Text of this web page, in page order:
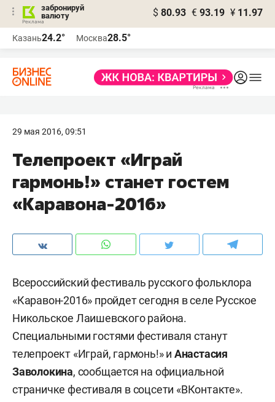
забронируй
валюту
$ 80.93 € 93.19 ¥ 11.97
Казань24.2° Москва28.5°
29 мая 2016, 09:51
​Телепроект «Играй
гармонь!» станет гостем
«Каравона-2016»
Всероссийский фестиваль русского фольклора
«Каравон-2016» пройдет сегодня в селе Русское
Никольское Лаишевского района.
Специальными гостями фестиваля станут
телепроект «Играй, гармонь!» и Анастасия
Заволокина, сообщается на официальной
страничке фестиваля в соцсети «ВКонтакте».